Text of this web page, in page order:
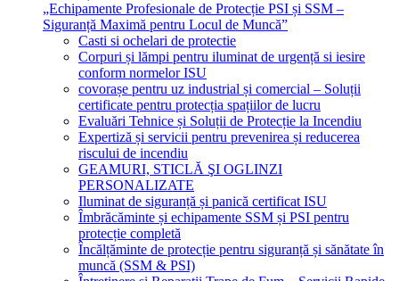
„Echipamente Profesionale de Protecție PSI și SSM –
Siguranță Maximă pentru Locul de Muncă”
Casti si ochelari de protectie
Corpuri și lămpi pentru iluminat de urgență si iesire
conform normelor ISU
covorașe pentru uz industrial și comercial – Soluții
certificate pentru protecția spațiilor de lucru
Evaluări Tehnice și Soluții de Protecție la Incendiu
Expertiză și servicii pentru prevenirea și reducerea
riscului de incendiu
GEAMURI, STICLĂ ŞI OGLINZI
PERSONALIZATE
Iluminat de siguranță și panică certificat ISU
Îmbrăcăminte și echipamente SSM și PSI pentru
protecție completă
Încălțăminte de protecție pentru siguranță și sănătate în
muncă (SSM & PSI)